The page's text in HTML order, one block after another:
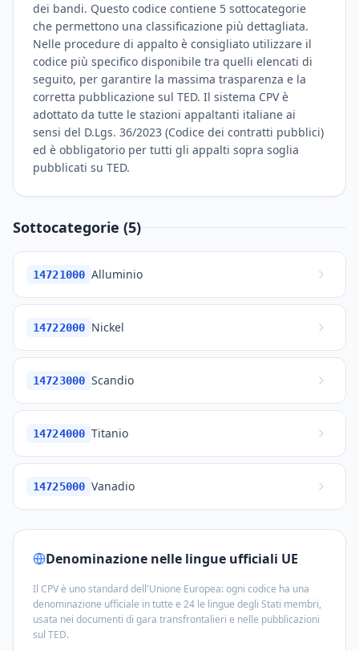
dei bandi. Questo codice contiene 5 sottocategorie
che permettono una classificazione più dettagliata.
Nelle procedure di appalto è consigliato utilizzare il
codice più specifico disponibile tra quelli elencati di
seguito, per garantire la massima trasparenza e la
corretta pubblicazione sul TED. Il sistema CPV è
adottato da tutte le stazioni appaltanti italiane ai
sensi del D.Lgs. 36/2023 (Codice dei contratti pubblici)
ed è obbligatorio per tutti gli appalti sopra soglia
pubblicati su TED.
Sottocategorie (5)
14721000 Alluminio
14722000 Nickel
14723000 Scandio
14724000 Titanio
14725000 Vanadio
Denominazione nelle lingue ufficiali UE
Il CPV è uno standard dell'Unione Europea: ogni codice ha una
denominazione ufficiale in tutte e 24 le lingue degli Stati membri,
usata nei documenti di gara transfrontalieri e nelle pubblicazioni
sul TED.